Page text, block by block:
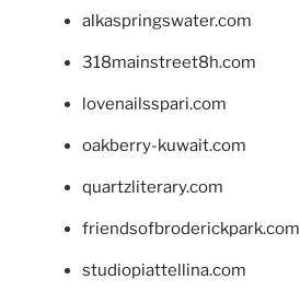
alkaspringswater.com
318mainstreet8h.com
lovenailsspari.com
oakberry-kuwait.com
quartzliterary.com
friendsofbroderickpark.com
studiopiattellina.com